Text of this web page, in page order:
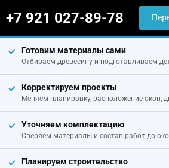
+7 921 027-89-78
Готовим материалы сами
Отбираем древесину и подготавливаем
Корректируем проекты
Меняем планировку, расположение окон,
Уточняем комплектацию
Сверяем материалы и состав работ до
Планируем строительство